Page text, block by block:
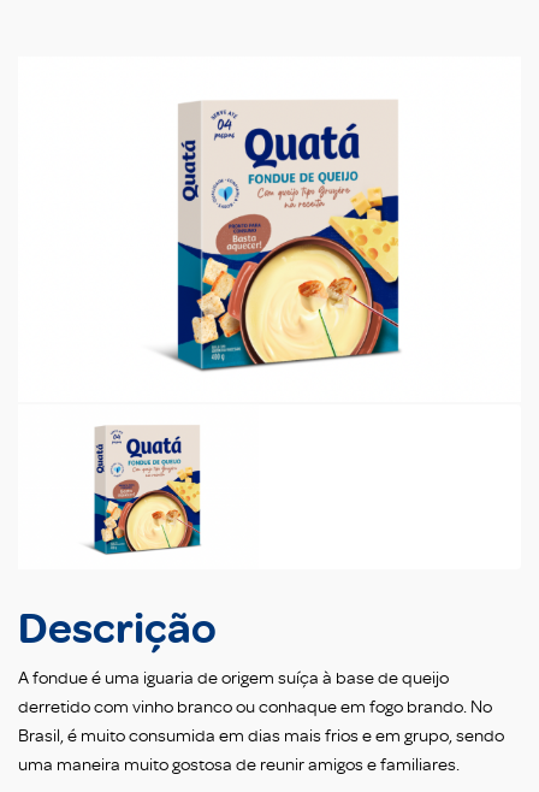
Descrição
A fondue é uma iguaria de origem suíça à base de queijo
derretido com vinho branco ou conhaque em fogo brando. No
Brasil, é muito consumida em dias mais frios e em grupo, sendo
uma maneira muito gostosa de reunir amigos e familiares.